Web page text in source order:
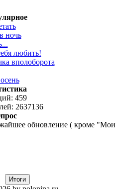
ночь
любить!
вполоборота
459
2637136
обновление ( кроме